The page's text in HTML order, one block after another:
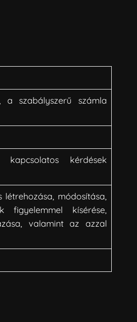
a szabályszerű számla
kérdések
módosítása,
figyelemmel kísérése,
valamint az azzal